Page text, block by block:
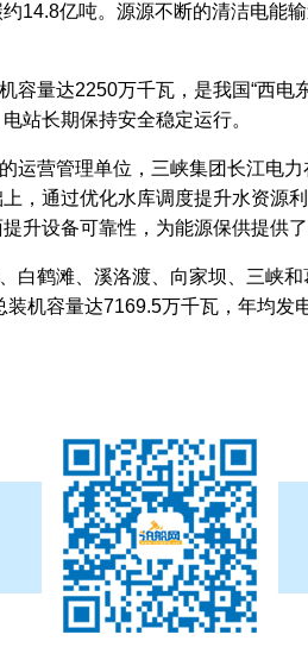
14.8亿吨。源源不断的清洁电能
量达2250万千瓦，是我国“西电
站长期保持安全稳定运行。
营管理单位，三峡集团长江电力
，通过优化水库调度提升水资源
升设备可靠性，为能源保供提供了
鹤滩、溪洛渡、向家坝、三峡和
装机容量达7169.5万千瓦，年均